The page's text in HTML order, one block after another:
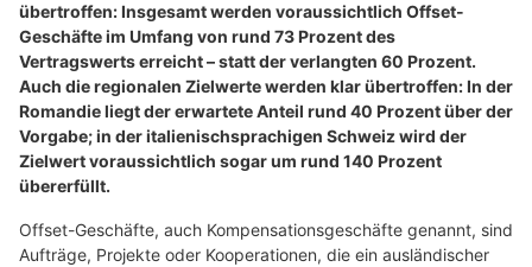
übertroffen: Insgesamt werden voraussichtlich Offset-
Geschäfte im Umfang von rund 73 Prozent des
Vertragswerts erreicht – statt der verlangten 60 Prozent.
Auch die regionalen Zielwerte werden klar übertroffen: In der
Romandie liegt der erwartete Anteil rund 40 Prozent über der
Vorgabe; in der italienischsprachigen Schweiz wird der
Zielwert voraussichtlich sogar um rund 140 Prozent
übererfüllt.
Offset-Geschäfte, auch Kompensationsgeschäfte genannt, sind
Aufträge, Projekte oder Kooperationen, die ein ausländischer